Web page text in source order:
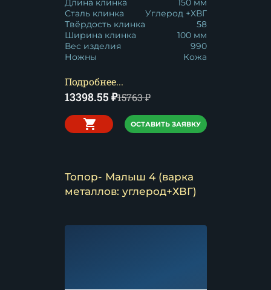
Длина клинка
150 мм
Сталь клинка
Углерод +ХВГ
Твёрдость клинка
58
Ширина клинка
100 мм
Вес изделия
990
Ножны
Кожа
Подробнее...
13398.55 ₽15763₽
ОСТАВИТЬ ЗАЯВКУ
Топор- Малыш 4 (варка
металлов: углерод+ХВГ)